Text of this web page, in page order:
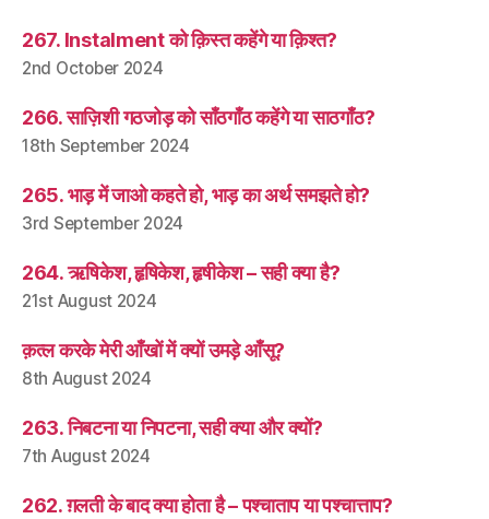
267. Instalment को क़िस्त कहेंगे या क़िश्त?
2nd October 2024
266. साज़िशी गठजोड़ को साँठगाँठ कहेंगे या साठगाँठ?
18th September 2024
265. भाड़ में जाओ कहते हो, भाड़ का अर्थ समझते हो?
3rd September 2024
264. ऋषिकेश, हृषिकेश, हृषीकेश – सही क्या है?
21st August 2024
क़त्ल करके मेरी आँखों में क्यों उमड़े आँसू?
8th August 2024
263. निबटना या निपटना, सही क्या और क्यों?
7th August 2024
262. ग़लती के बाद क्या होता है – पश्चाताप या पश्चात्ताप?